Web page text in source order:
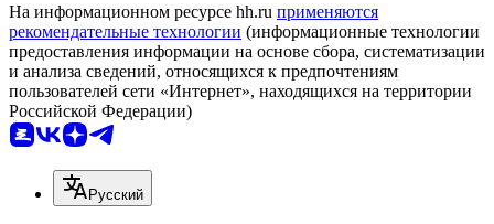
На информационном ресурсе hh.ru применяются
рекомендательные технологии (информационные технологии
предоставления информации на основе сбора, систематизации
и анализа сведений, относящихся к предпочтениям
пользователей сети «Интернет», находящихся на территории
Российской Федерации)
Русский